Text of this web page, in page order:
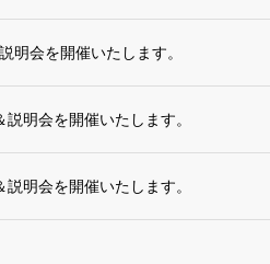
会を開催いたします。
明会を開催いたします。
明会を開催いたします。